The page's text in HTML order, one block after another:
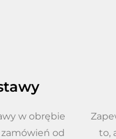
w obrębie
od
to,